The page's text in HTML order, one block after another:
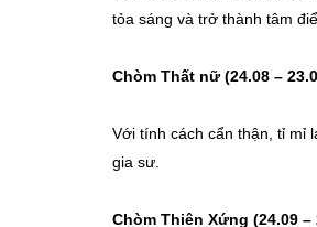
tỏa sáng và trở thành tâm
Chòm Thất nữ (24.08 –
Với tính cách cẩn thận, tỉ mỉ
gia sư.
Chòm Thiên Xứng (24.09 –